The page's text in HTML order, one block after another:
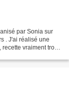
par Sonia sur
. J'ai réalisé une
vraiment trop